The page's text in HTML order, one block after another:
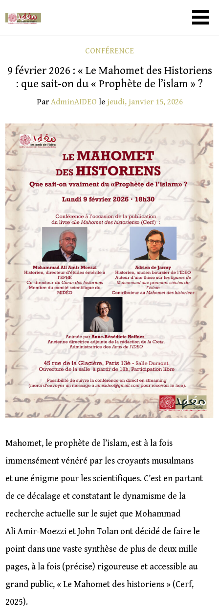
CONFÉRENCE
9 février 2026 : « Le Mahomet des Historiens
: que sait-on du « Prophète de l’islam » ?
ParAdminAIDEO le jeudi, janvier 15, 2026
Mahomet, le prophète de l’islam, est à la fois
immensément vénéré par les croyants musulmans
et une énigme pour les scientifiques. C’est en partant
de ce décalage et constatant le dynamisme de la
recherche actuelle sur le sujet que Mohammad
Ali Amir-Moezzi et John Tolan ont décidé de faire le
point dans une vaste synthèse de plus de deux mille
pages, à la fois (précise) rigoureuse et accessible au
grand public, « Le Mahomet des historiens » (Cerf,
2025).